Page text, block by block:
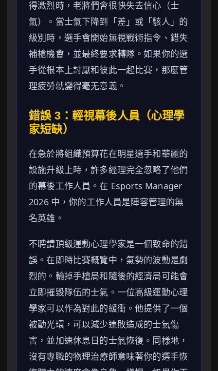
得激烈時，老將們會很快失去信心（士
氣）。當士氣下降到「差」或「駭人」的
級別時，選手會開始無視戰術指令、錯失
補槍機會，並最終要求轉隊。如果你的選
手從根本上討厭和彼此一起比賽，那麼管
理疲勞就變得毫无意義。
錯誤 3：輕視幕後人員（心理學
家短缺）
在急於將組織預算花在明星選手和華麗的
設施升級上時，許多經理完全忽略了他們
的幕後工作人員。在 Esports Manager
2026 中，你的工作人員是陣容管理的無
名英雄。
不聘請頂級運動心理學家是一個致命的錯
誤。在即時比賽概覽中，氣勢的波動是劇
烈的。輸掉手槍局和隨後的經濟局可能會
立即摧毀隊伍的士氣。一位高級運動心理
學家可以作為對此的緩衝。他提供了一個
被動光環，可以減少連敗造成的士氣傷
害，並加速休息日的士氣恢復。同樣地，
沒有專職的物理治療師意味著你的選手恢